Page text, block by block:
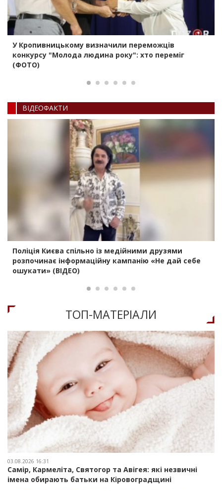
У Кропивницькому визначили переможців
конкурсу "Молода людина року": хто переміг
(ФОТО)
ВIДЕОФАКТИ
Поліція Києва спільно із медійними друзями
розпочинає інформаційну кампанію «Не дай себе
ошукати» (ВІДЕО)
ТОП-МАТЕРIАЛИ
03.08.2026 16:31
Самір, Кармеліта, Святогор та Авігея: які незвичні
імена обирають батьки на Кіровоградщині